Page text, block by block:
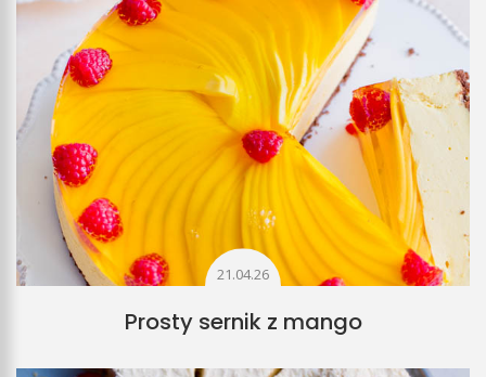
21.04.26
Prosty sernik z mango